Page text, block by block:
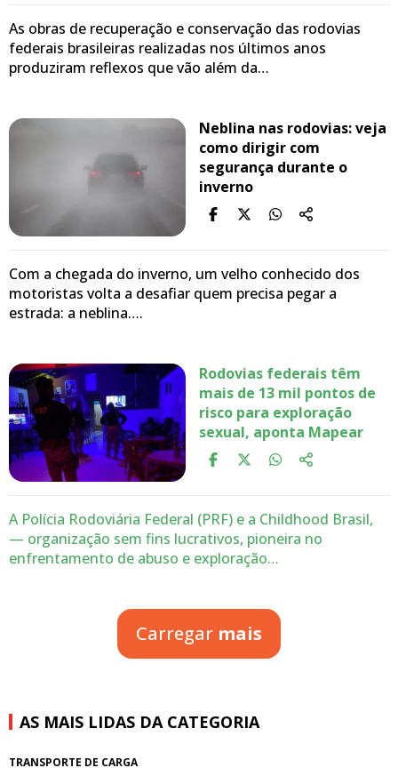
As obras de recuperação e conservação das rodovias
federais brasileiras realizadas nos últimos anos
produziram reflexos que vão além da…
Neblina nas rodovias: veja
como dirigir com
segurança durante o
inverno
Com a chegada do inverno, um velho conhecido dos
motoristas volta a desafiar quem precisa pegar a
estrada: a neblina….
Rodovias federais têm
mais de 13 mil pontos de
risco para exploração
sexual, aponta Mapear
A Polícia Rodoviária Federal (PRF) e a Childhood Brasil,
— organização sem fins lucrativos, pioneira no
enfrentamento de abuso e exploração…
Carregar mais
AS MAIS LIDAS DA CATEGORIA
TRANSPORTE DE CARGA